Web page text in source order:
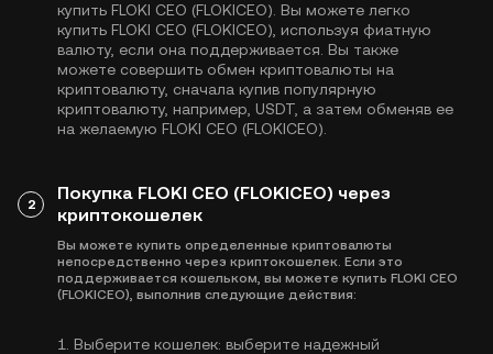
купить FLOKI CEO (FLOKICEO). Вы можете легко
купить FLOKI CEO (FLOKICEO), используя фиатную
валюту, если она поддерживается. Вы также
можете совершить обмен криптовалюты на
криптовалюту, сначала купив популярную
криптовалюту, например, USDT , а затем обменяв ее
на желаемую FLOKI CEO (FLOKICEO).
2
Покупка FLOKI CEO (FLOKICEO) через
криптокошелек
Вы можете купить определенные криптовалюты
непосредственно через криптокошелек. Если это
поддерживается кошельком, вы можете купить FLOKI CEO
(FLOKICEO), выполнив следующие действия:
1. Выберите кошелек: выберите надежный